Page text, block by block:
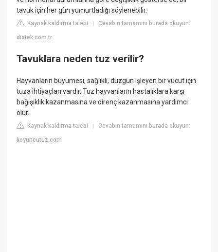
tavuk için her gün yumurtladığı söylenebilir.
Kaynak kaldırma talebi |Cevabın tamamını burada okuyun:
diatek.com.tr
Tavuklara neden tuz verilir?
Hayvanların büyümesi, sağlıklı, düzgün işleyen bir vücut için
tuza ihtiyaçları vardır. Tuz hayvanların hastalıklara karşı
bağışıklık kazanmasına ve direnç kazanmasına yardımcı
olur.
Kaynak kaldırma talebi |Cevabın tamamını burada okuyun:
koyuncutuz.com